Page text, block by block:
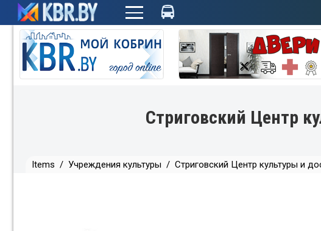
Стриговский Центр
Items / Учреждения культуры / Стриговский Центр культуры и